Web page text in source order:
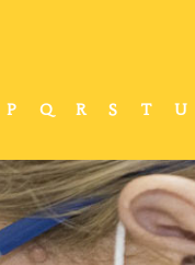
P Q R S T U